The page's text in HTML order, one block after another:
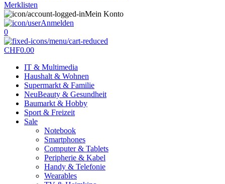
Merklisten
Mein Konto
Anmelden
0
CHF0.00
IT & Multimedia
Haushalt & Wohnen
Supermarkt & Familie
NeuBeauty & Gesundheit
Baumarkt & Hobby
Sport & Freizeit
Sale
Notebook
Smartphones
Computer & Tablets
Peripherie & Kabel
Handy & Telefonie
Wearables